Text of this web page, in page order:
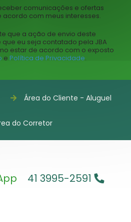
comunicações e ofertas
com meus interesses.
que a ação de envio deste
eu seja contatado pela JBA
estar de acordo com o exposto
e Política de Privacidade.
Área do Cliente - Aluguel
do Corretor
41 3995-2591